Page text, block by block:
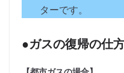
ターです。
●ガスの復帰の仕